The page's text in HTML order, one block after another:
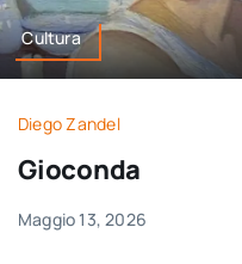
Cultura
Diego Zandel
Gioconda
Maggio 13, 2026